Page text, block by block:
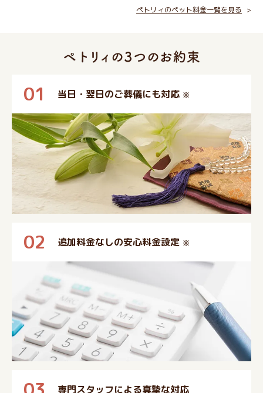
ペトリィのペット料金一覧を見る
01 当日・翌日のご葬儀にも対応 ※
02 追加料金なしの安心料金設定 ※
専門スタッフによる真摯な対応